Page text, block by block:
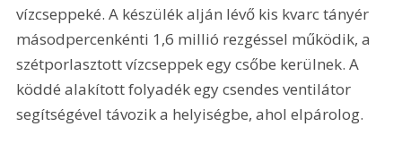
vízcseppeké. A készülék alján lévő kis kvarc tányér
másodpercenkénti 1,6 millió rezgéssel működik, a
szétporlasztott vízcseppek egy csőbe kerülnek. A
köddé alakított folyadék egy csendes ventilátor
segítségével távozik a helyiségbe, ahol elpárolog.